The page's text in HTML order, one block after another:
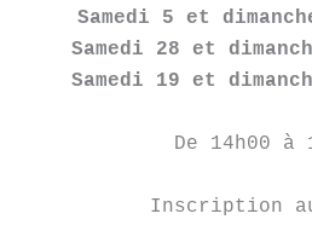
Samedi 5 et
Samedi 28 et
Samedi 19 et
De 14h00 à
Inscription